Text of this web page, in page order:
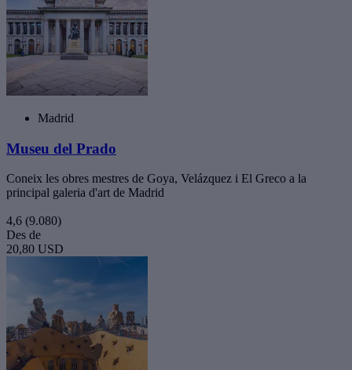
Madrid
Museu del Prado
Coneix les obres mestres de Goya, Velázquez i El Greco a la
principal galeria d'art de Madrid
4,6 (9.080)
Des de
20,80 USD